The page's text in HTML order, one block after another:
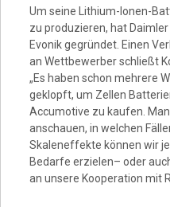
Um seine Lithium-Ionen-
zu produzieren, hat
Evonik gegründet. Einen
an Wettbewerber schließt
„Es haben schon mehrere
geklopft, um Zellen
Accumotive zu kaufen.
anschauen, in welchen
Skaleneffekte können wir
Bedarfe erzielen– oder
an unsere Kooperation mit